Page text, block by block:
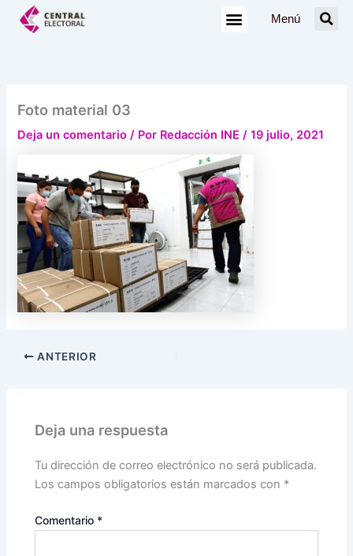
Menú
Foto material 03
Deja un comentario / Por Redacción INE/19 julio, 2021
ANTERIOR
Deja una respuesta
Tu dirección de correo electrónico no será publicada.
Los campos obligatorios están marcados con *
Comentario *